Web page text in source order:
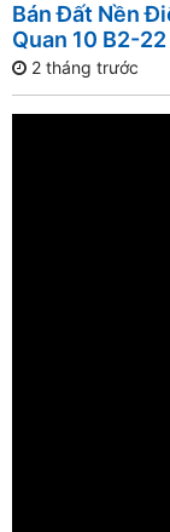
Bán Đất Nền
Quan 10 B2-
đường Nguyễn
2 tháng trước